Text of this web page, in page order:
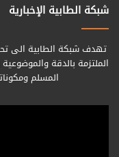
شبكة الطابية الإخبارية
تهدف شبكة الطابية الى
الملتزمة بالدقة
المسلم